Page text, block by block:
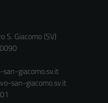
S. Giacomo (SV)
giacomo.sv.it
san-giacomo.sv.it